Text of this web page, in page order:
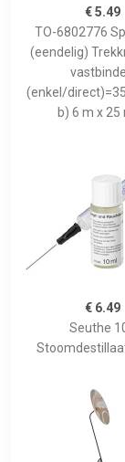
€ 5.49
TO-6802776
(eendelig)
(enkel/
b) 6 m x 25
€ 6.49
Seuthe